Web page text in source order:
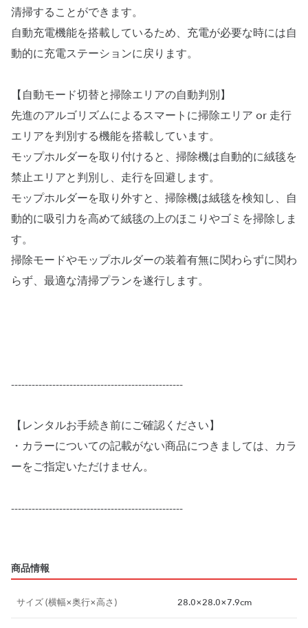
清掃することができます。
自動充電機能を搭載しているため、充電が必要な時には自
動的に充電ステーションに戻ります。
【自動モード切替と掃除エリアの自動判別】
先進のアルゴリズムによるスマートに掃除エリア or 走行
エリアを判別する機能を搭載しています。
モップホルダーを取り付けると、掃除機は自動的に絨毯を
禁止エリアと判別し、走行を回避します。
モップホルダーを取り外すと、掃除機は絨毯を検知し、自
動的に吸引力を高めて絨毯の上のほこりやゴミを掃除しま
す。
掃除モードやモップホルダーの装着有無に関わらずに関わ
らず、最適な清掃プランを遂行します。
--------------------------------------------------
【レンタルお手続き前にご確認ください】
・カラーについての記載がない商品につきましては、カラ
ーをご指定いただけません。
--------------------------------------------------
商品情報
サイズ (横幅×奥行×高さ) 28.0×28.0×7.9cm